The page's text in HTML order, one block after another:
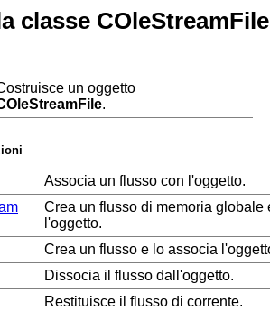
classe COleStreamFile
un oggetto
.
Associa un flusso con l'oggetto.
Crea un flusso di memoria globale
l'oggetto.
Crea un flusso e lo associa
Dissocia il flusso dall'oggetto.
Restituisce il flusso di corrente.